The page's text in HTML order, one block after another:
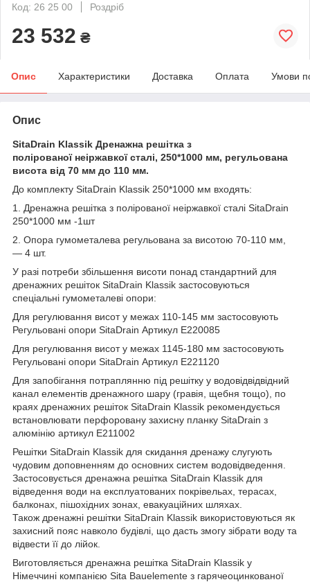
Код: 26 25 00
Роздріб
23 532 ₴
Опис Характеристики Доставка Оплата Умови
Опис
SitaDrain Klassik Дренажна решітка з
полірованої неіржавкої сталі, 250*1000 мм, регульована
висота від 70 мм до 110 мм.
До комплекту SitaDrain Klassik 250*1000 мм входять:
1. Дренажна решітка з полірованої неіржавкої сталі SitaDrain
250*1000 мм -1шт
2. Опора гумометалева регульована за висотою 70-110 мм,
— 4 шт.
У разі потреби збільшення висоти понад стандартний для
дренажних решіток SitaDrain Klassik застосовуються
спеціальні гумометалеві опори:
Для регулювання висот у межах 110-145 мм застосовують
Регульовані опори SitaDrain Артикул Е220085
Для регулювання висот у межах 1145-180 мм застосовують
Регульовані опори SitaDrain Артикул Е221120
Для запобігання потраплянню під решітку у водовідвідвідний
канал елементів дренажного шару (гравія, щебня тощо), по
краях дренажних решіток SitaDrain Klassik рекомендується
встановлювати перфоровану захисну планку SitaDrain з
алюмінію артикул E211002
Решітки SitaDrain Klassik для скидання дренажу слугують
чудовим доповненням до основних систем водовідведення.
Застосовується дренажна решітка SitaDrain Klassik для
відведення води на експлуатованих покрівельах, терасах,
балконах, пішохідних зонах, евакуаційних шляхах.
Також дренажні решітки SitaDrain Klassik використовуються як
захисний пояс навколо будівлі, що дасть змогу зібрати воду та
відвести її до лійок.
Виготовляється дренажна решітка SitaDrain Klassik у
Німеччині компанією Sita Bauelemente з гарячеоцинкованої